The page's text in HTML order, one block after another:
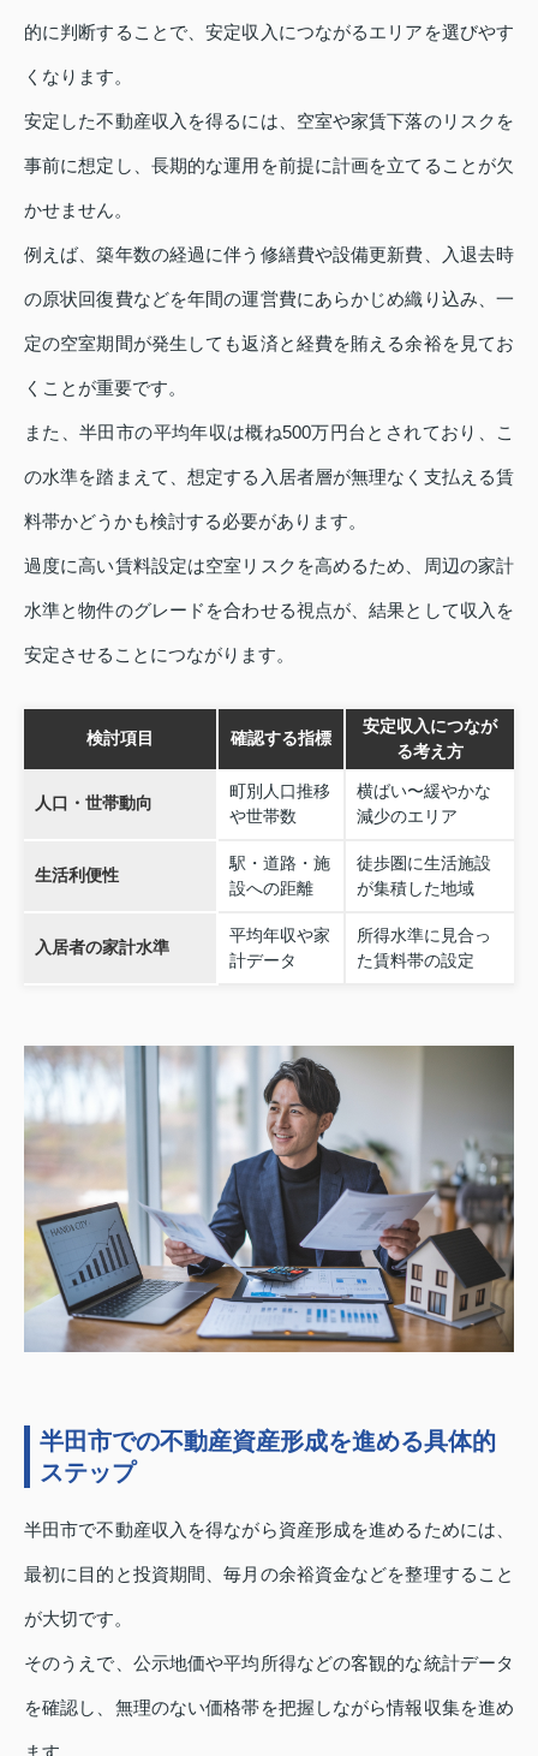
的に判断することで、安定収入につながるエリアを選びやす
くなります。
安定した不動産収入を得るには、空室や家賃下落のリスクを
事前に想定し、長期的な運用を前提に計画を立てることが欠
かせません。
例えば、築年数の経過に伴う修繕費や設備更新費、入退去時
の原状回復費などを年間の運営費にあらかじめ織り込み、一
定の空室期間が発生しても返済と経費を賄える余裕を見てお
くことが重要です。
また、半田市の平均年収は概ね500万円台とされており、こ
の水準を踏まえて、想定する入居者層が無理なく支払える賃
料帯かどうかも検討する必要があります。
過度に高い賃料設定は空室リスクを高めるため、周辺の家計
水準と物件のグレードを合わせる視点が、結果として収入を
安定させることにつながります。
検討項目 確認する指標
安定収入につなが
る考え方
人口・世帯動向
町別人口推移
や世帯数
横ばい〜緩やかな
減少のエリア
生活利便性
駅・道路・施
設への距離
徒歩圏に生活施設
が集積した地域
入居者の家計水準
平均年収や家
計データ
所得水準に見合っ
た賃料帯の設定
半田市での不動産資産形成を進める具体的
ステップ
半田市で不動産収入を得ながら資産形成を進めるためには、
最初に目的と投資期間、毎月の余裕資金などを整理すること
が大切です。
そのうえで、公示地価や平均所得などの客観的な統計データ
を確認し、無理のない価格帯を把握しながら情報収集を進め